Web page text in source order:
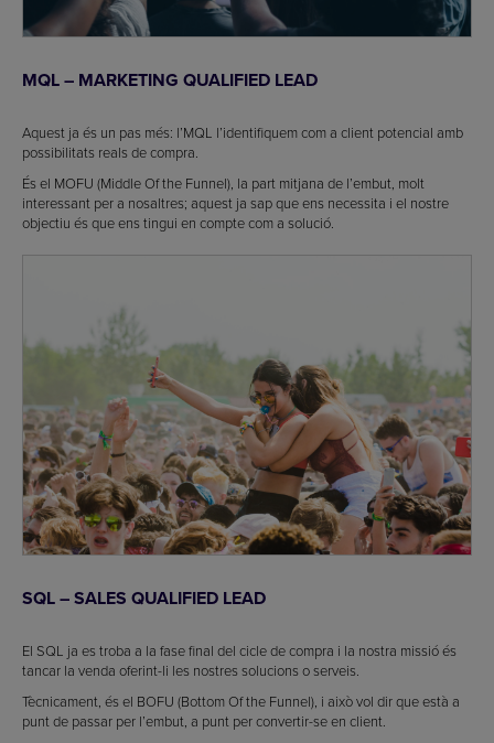
MQL – MARKETING QUALIFIED LEAD
Aquest ja és un pas més: l’MQL l’identifiquem com a client potencial amb
possibilitats reals de compra.
És el MOFU (Middle Of the Funnel), la part mitjana de l’embut, molt
interessant per a nosaltres; aquest ja sap que ens necessita i el nostre
objectiu és que ens tingui en compte com a solució.
SQL – SALES QUALIFIED LEAD
El SQL ja es troba a la fase final del cicle de compra i la nostra missió és
tancar la venda oferint-li les nostres solucions o serveis.
Tècnicament, és el BOFU (Bottom Of the Funnel), i això vol dir que està a
punt de passar per l’embut, a punt per convertir-se en client.